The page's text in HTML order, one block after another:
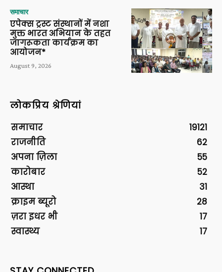
समाचार
एपेक्स ट्रस्ट संस्थानों में नशा
मुक्त भारत अभियान के तहत
जागरूकता कार्यक्रम का
आयोजन*
August 9, 2026
लोकप्रिय श्रेणियां
समाचार
19121
राजनीति
62
अपना ज़िला
55
कारोबार
52
आस्था
31
क्राइम ब्यूरो
28
ज़रा इधर भी
17
स्वास्थ्य
17